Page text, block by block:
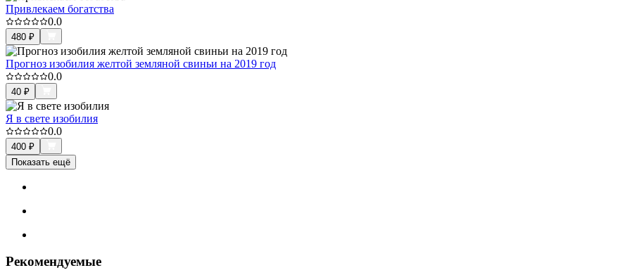
Привлекаем богатства
0.0
480 ₽
Прогноз изобилия желтой земляной свиньи на 2019 год
0.0
40 ₽
Я в свете изобилия
0.0
400 ₽
Показать ещё
Рекомендуемые